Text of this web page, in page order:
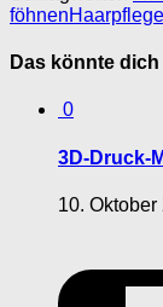
föhnenHaarpflege
Das könnte
0
3D-Druck-
10. Oktober